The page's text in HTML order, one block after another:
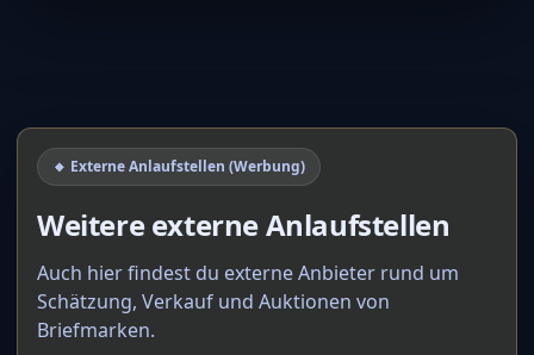
🔸 Externe Anlaufstellen (Werbung)
Weitere externe Anlaufstellen
Auch hier findest du externe Anbieter rund um
Schätzung, Verkauf und Auktionen von
Briefmarken.